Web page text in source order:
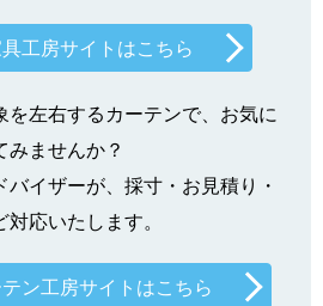
工房サイトはこちら
を左右するカーテンで、お気に
みませんか？
イザーが、採寸・お見積り・
応いたします。
ン工房サイトはこちら